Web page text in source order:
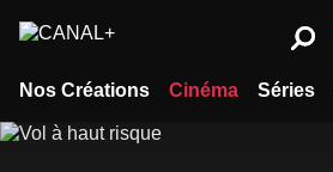
Nos Créations Cinéma Séries